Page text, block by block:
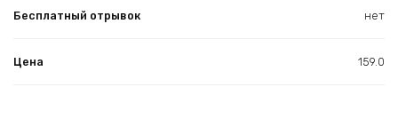
Бесплатный отрывок нет
Цена 159.0